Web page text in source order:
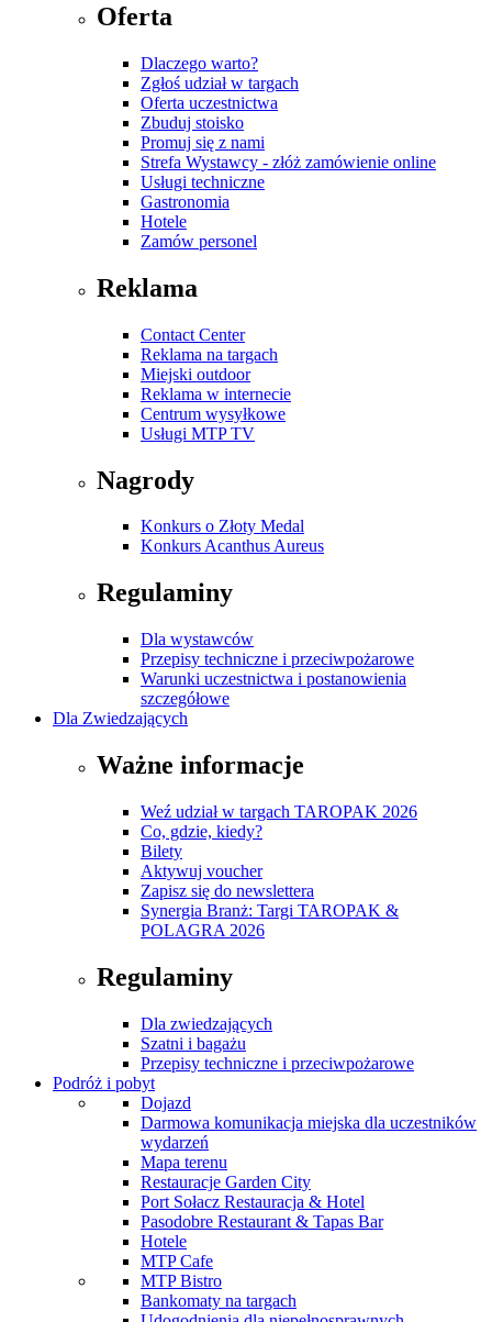
Oferta
Dlaczego warto?
Zgłoś udział w targach
Oferta uczestnictwa
Zbuduj stoisko
Promuj się z nami
Strefa Wystawcy - złóż zamówienie online
Usługi techniczne
Gastronomia
Hotele
Zamów personel
Reklama
Contact Center
Reklama na targach
Miejski outdoor
Reklama w internecie
Centrum wysyłkowe
Usługi MTP TV
Nagrody
Konkurs o Złoty Medal
Konkurs Acanthus Aureus
Regulaminy
Dla wystawców
Przepisy techniczne i przeciwpożarowe
Warunki uczestnictwa i postanowienia
szczegółowe
Dla Zwiedzających
Ważne informacje
Weź udział w targach TAROPAK 2026
Co, gdzie, kiedy?
Bilety
Aktywuj voucher
Zapisz się do newslettera
Synergia Branż: Targi TAROPAK &
POLAGRA 2026
Regulaminy
Dla zwiedzających
Szatni i bagażu
Przepisy techniczne i przeciwpożarowe
Podróż i pobyt
Dojazd
Darmowa komunikacja miejska dla uczestników
wydarzeń
Mapa terenu
Restauracje Garden City
Port Sołacz Restauracja & Hotel
Pasodobre Restaurant & Tapas Bar
Hotele
MTP Cafe
MTP Bistro
Bankomaty na targach